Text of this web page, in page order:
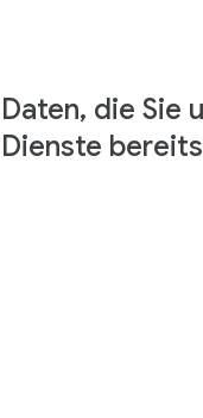
Daten, die Sie
Dienste